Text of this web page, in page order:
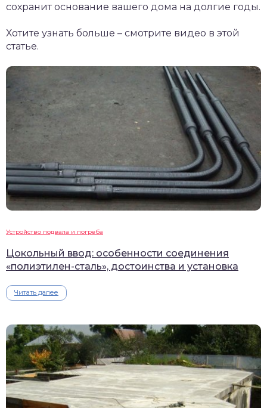
сохранит основание вашего дома на долгие годы.
Хотите узнать больше – смотрите видео в этой
статье.
Устройство подвала и погреба
Цокольный ввод: особенности соединения
«полиэтилен-сталь», достоинства и установка
Читать далее